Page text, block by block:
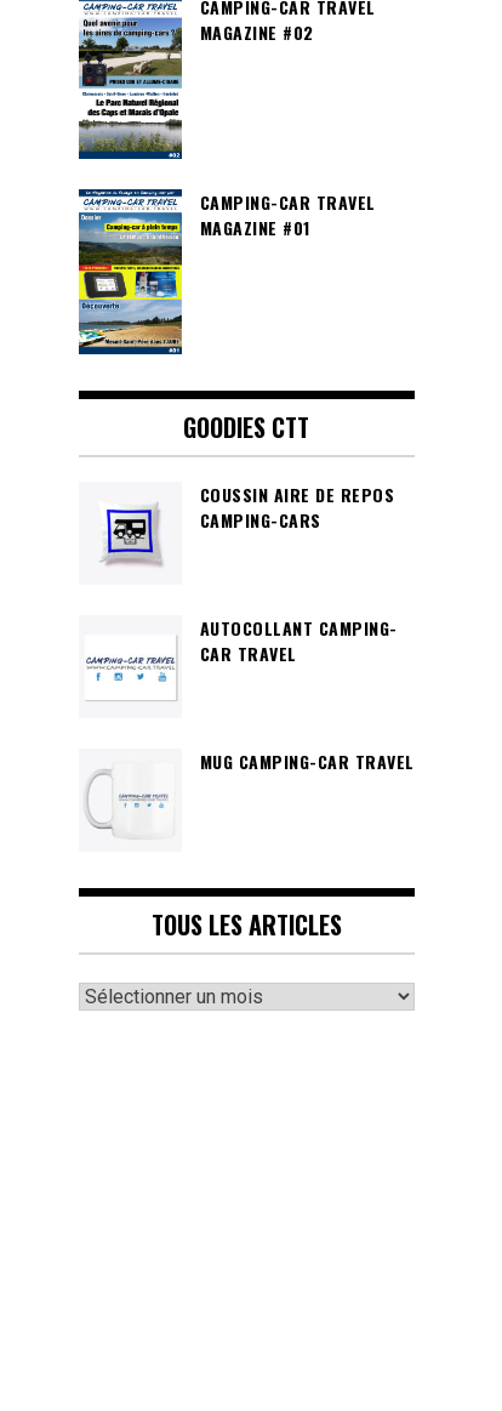
CAMPING-CAR TRAVEL
MAGAZINE #02
CAMPING-CAR TRAVEL
MAGAZINE #01
GOODIES CTT
COUSSIN AIRE DE REPOS
CAMPING-CARS
AUTOCOLLANT CAMPING-
CAR TRAVEL
MUG CAMPING-CAR TRAVEL
TOUS LES ARTICLES
Tous